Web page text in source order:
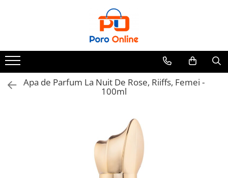
Clone
Parfum Barbati
Parfum Femei
Apa de Parfum La Nuit De Rose, Riiffs, Femei -
100ml